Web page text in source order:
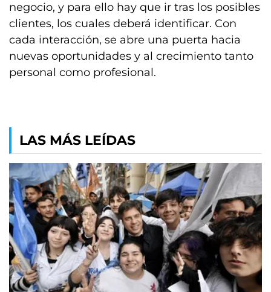
negocio, y para ello hay que ir tras los posibles
clientes, los cuales deberá identificar. Con
cada interacción, se abre una puerta hacia
nuevas oportunidades y al crecimiento tanto
personal como profesional.
LAS MÁS LEÍDAS